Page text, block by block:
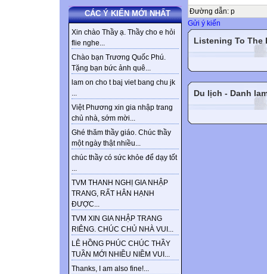
CÁC Ý KIẾN MỚI NHẤT
Xin chào Thầy ạ. Thầy cho e hỏi
flie nghe...
Chào bạn Trương Quốc Phú.
Tặng bạn bức ảnh quê...
lam on cho t baj viet bang chu jk
...
Việt Phương xin gia nhập trang
chủ nhà, sớm mời...
Ghé thăm thầy giáo. Chúc thầy
một ngày thật nhiều...
chúc thầy có sức khỏe để dạy tốt
...
TVM THANH NGHỊ GIA NHẬP
TRANG, RẤT HÂN HẠNH
ĐƯỢC...
TVM XIN GIA NHẬP TRANG
RIÊNG. CHÚC CHỦ NHÀ VUI...
LÊ HỒNG PHÚC CHÚC THẦY
TUẦN MỚI NHIỀU NIỀM VUI...
Thanks, I am also fine!...
Đường dẫn: p
Gửi ý kiến
Listening To The
Du lịch - Danh